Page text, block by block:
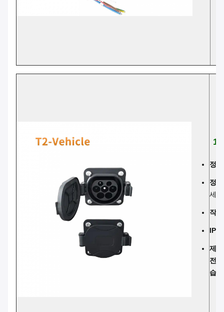
정
정
세
작
IP
제
전
습